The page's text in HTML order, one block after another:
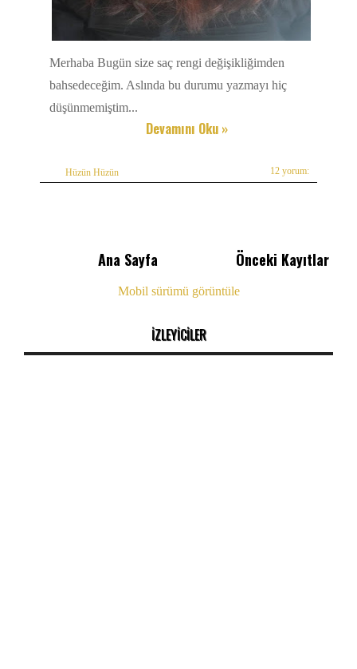
Merhaba Bugün size saç rengi değişikliğimden
bahsedeceğim. Aslında bu durumu yazmayı hiç
düşünmemiştim...
Devamını Oku »
Hüzün Hüzün 12 yorum:
Önceki Kayıtlar
Ana Sayfa
Mobil sürümü görüntüle
İZLEYİCİLER